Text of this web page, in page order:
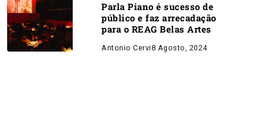
Parla Piano é sucesso de
público e faz arrecadação
para o REAG Belas Artes
Antonio Cervi8 Agosto, 2024